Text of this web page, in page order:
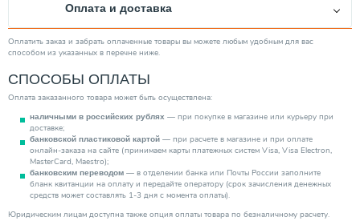
Оплата и доставка
Оплатить заказ и забрать оплаченные товары вы можете любым удобным для вас
способом из указанных в перечне ниже.
СПОСОБЫ ОПЛАТЫ
Оплата заказанного товара может быть осуществлена:
наличными в российских рублях — при покупке в магазине или курьеру при
доставке;
банковской пластиковой картой — при расчете в магазине и при оплате
онлайн-заказа на сайте (принимаем карты платежных систем Visa, Visa Electron,
MasterCard, Maestro);
банковским переводом — в отделении банка или Почты России заполните
бланк квитанции на оплату и передайте оператору (срок зачисления денежных
средств может составлять 1-3 дня с момента оплаты).
Юридическим лицам доступна также опция оплаты товара по безналичному расчету.